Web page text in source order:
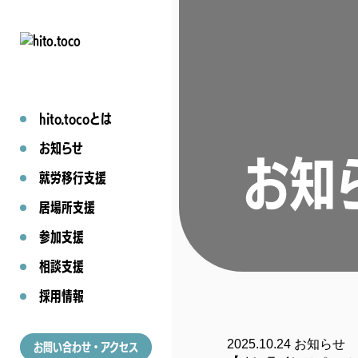
hito.tocoとは
お知らせ
就労移行支援
居場所支援
参加支援
相談支援
採用情報
お問い合わせ・アクセス
お知
2025.10.24 お知らせ